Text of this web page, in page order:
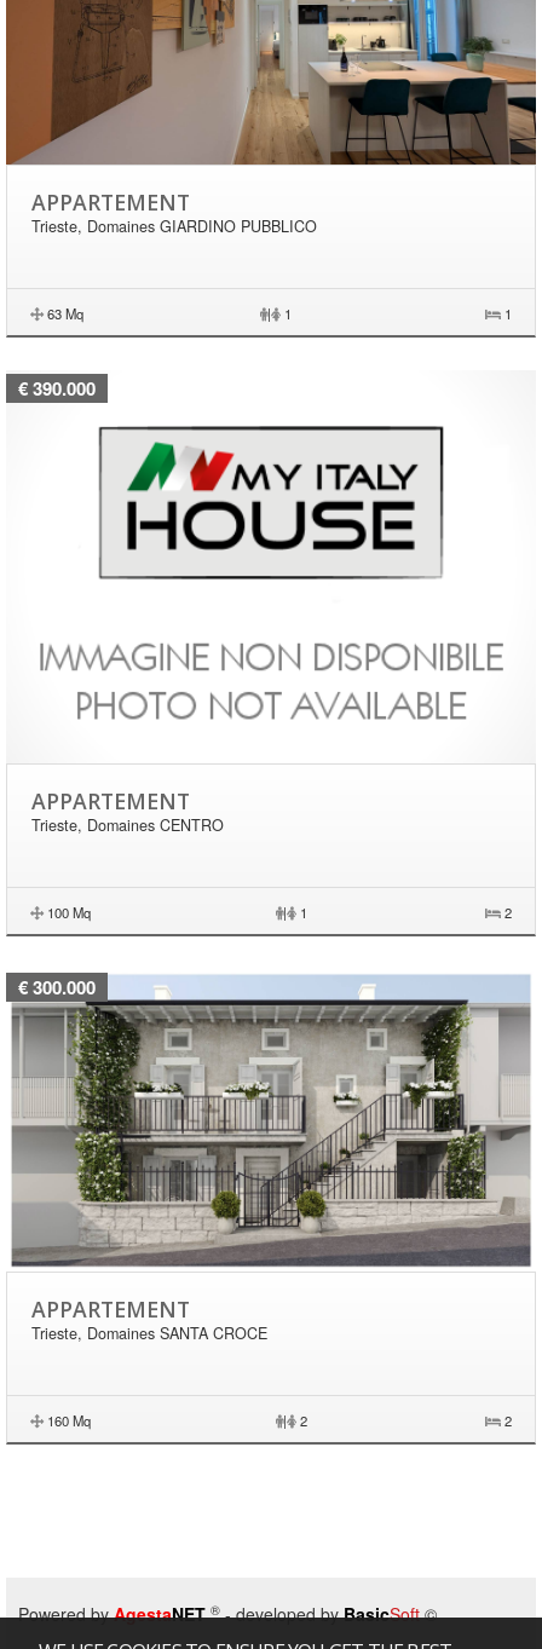
APPARTEMENT
Trieste, Domaines GIARDINO PUBBLICO
63 Mq | 1 1
€ 390.000
APPARTEMENT
Trieste, Domaines CENTRO
100 Mq | 1 2
€ 300.000
APPARTEMENT
Trieste, Domaines SANTA CROCE
160 Mq | 2 2
Powered byAgestaNET ®- developed byBasicSoft©